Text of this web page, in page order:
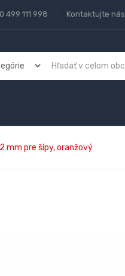
499 111 998 Kontaktujte nás
mm pre šípy, oranžový